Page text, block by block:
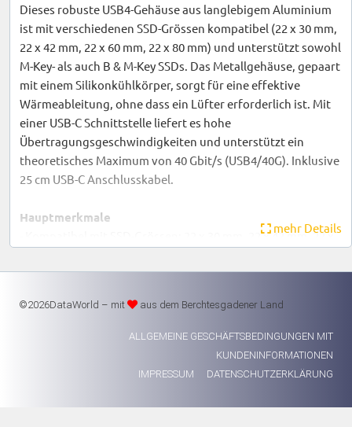
Dieses robuste USB4-Gehäuse aus langlebigem Aluminium
ist mit verschiedenen SSD-Grössen kompatibel (22 x 30 mm,
22 x 42 mm, 22 x 60 mm, 22 x 80 mm) und unterstützt sowohl
M-Key- als auch B & M-Key SSDs. Das Metallgehäuse, gepaart
mit einem Silikonkühlkörper, sorgt für eine effektive
Wärmeableitung, ohne dass ein Lüfter erforderlich ist. Mit
einer USB-C Schnittstelle liefert es hohe
Übertragungsgeschwindigkeiten und unterstützt ein
theoretisches Maximum von 40 Gbit/s (USB4/40G). Inklusive
25 cm USB-C Anschlusskabel.
Hauptmerkmale
- Kompatibel mit SSD-Grössen: 22 x 30 mm, 22 x 42 mm, 22 x
- Unterstützt M key und B & M key SSDs
Übertragungsgeschwindigkeit
- Langlebiges Aluminiumgehäuse mit Silikonkühlkörper für
- Inklusive 25 cm USB-C Anschlusskabel
Garantie: 2 Jahre
mehr Details
©2026DataWorld – mit aus dem Berchtesgadener Land
ALLGEMEINE GESCHÄFTSBEDINGUNGEN MIT
KUNDENINFORMATIONEN
IMPRESSUM
DATENSCHUTZERKLÄRUNG